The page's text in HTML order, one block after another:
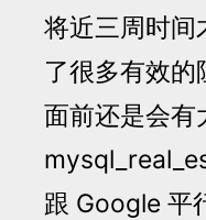
将近三周时间
了很多有效
面前还是会有
跟 Google 平